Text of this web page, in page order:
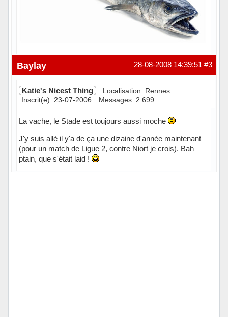
Hors ligne #3
28-08-2008 14:39:51
Baylay
Katie's Nicest Thing
Localisation: Rennes
Inscrit(e): 23-07-2006
Messages: 2 699
La vache, le Stade est toujours aussi moche
J'y suis allé il y'a de ça une dizaine d'année maintenant
(pour un match de Ligue 2, contre Niort je crois). Bah
ptain, que s'était laid !